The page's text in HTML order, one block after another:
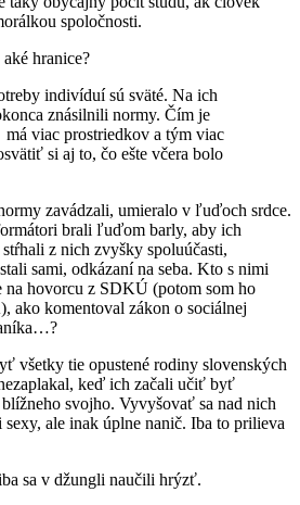
spo­ločnosti.
hranice?
indivíduí sú sväté. Na ich
znásilnili normy. Čím je
viac prostriedkov a tým viac
si aj to, čo ešte včera bolo
zavádzali, umieralo v ľuďoch srdce.
brali ľuďom barly, aby ich
z nich zvyšky spoluúčasti,
sami, odkázaní na seba. Kto s nimi
na hovorcu z SDKÚ (potom som ho
ako komentoval zákon o sociálnej
všetky tie opustené rodiny slovenských
keď ich začali učiť byť
svojho. Vyvyšovať sa nad nich
ale inak úplne nanič. Iba to prilieva
sa v džungli naučili hrýzť.